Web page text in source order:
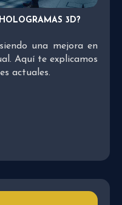
3D?
una mejora en
Aquí te explicamos
actuales.